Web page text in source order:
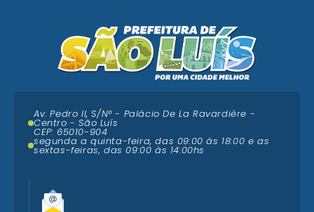
Av. Pedro II, S/N° - Palácio De La Ravardière -
Centro - São Luís
CEP: 65010-904
segunda a quinta-feira, das 09:00 ás 18:00 e as
sextas-feiras, das 09:00 às 14:00hs